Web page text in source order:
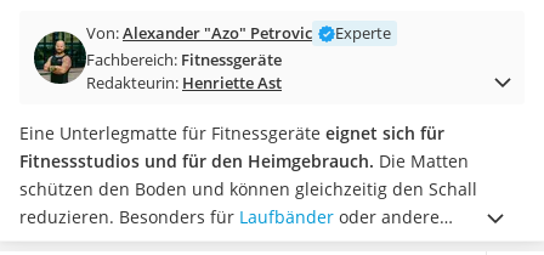
Air Bike
E-Bike-Dreirad
Trekkingschuhe Herren
Reisetasche mit Rollen
Klimmzugstation
Koffer
Nachtsichtgerät
Faltschloss
Von:Alexander "Azo" Petrovic
Experte
Fachbereich: Fitnessgeräte
Redakteurin: Henriette Ast
Eine Unterlegmatte für Fitnessgeräte eignet sich für
Fitnessstudios und für den Heimgebrauch. Die Matten
schützen den Boden und können gleichzeitig den Schall
reduzieren. Besonders für Laufbänder oder andere
Fitnessgeräte eignet sich eine Unterlegematte. Tests im